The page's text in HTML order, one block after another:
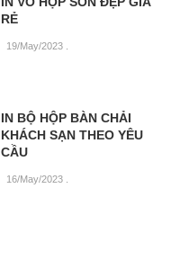
RẺ
19/May/2023
IN BỘ HỘP BÀN CHẢI
KHÁCH SẠN THEO YÊU
CẦU
16/May/2023